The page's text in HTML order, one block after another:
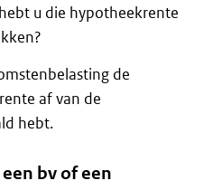
u die hypotheekrente
de
af van de
hebt.
bv of een